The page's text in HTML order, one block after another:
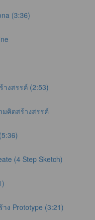
(3:36)
างสรรค์ (2:53)
มคิดสร้างสรรค์
(4 Step Sketch)
ง Prototype (3:21)